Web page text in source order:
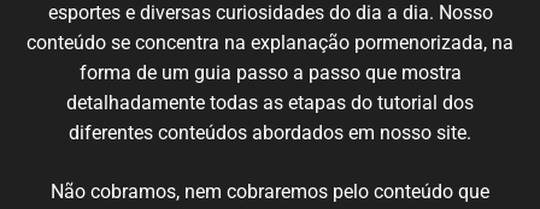
esportes e diversas curiosidadesdo dia a dia. Nosso
conteúdo se concentra na explanação pormenorizada, na
forma de um guia passo a passoque mostra
detalhadamente todas as etapas do tutorial dos
diferentes conteúdos abordados em nosso site.
Não cobramos, nem cobraremos pelo conteúdo que